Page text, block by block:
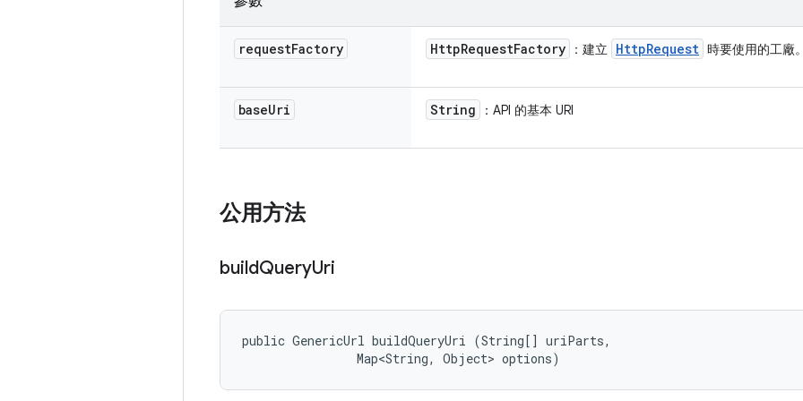
requestFactory HttpRequestFactory ：建立 HttpRequest 時要使用的工廠
baseUri String ：API 的基本 URI
公用方法
buildQueryUri
public GenericUrl buildQueryUri (String[] uriParts,
                Map<String, Object> options)